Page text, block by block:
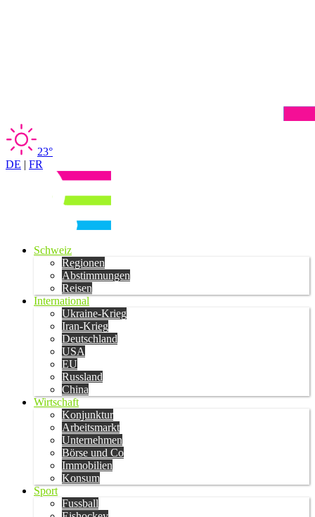
23°
DE | FR
Schweiz
Regionen
Abstimmungen
Reisen
International
Ukraine-Krieg
Iran-Krieg
Deutschland
USA
EU
Russland
China
Wirtschaft
Konjunktur
Arbeitsmarkt
Unternehmen
Börse und Co
Immobilien
Konsum
Sport
Fussball